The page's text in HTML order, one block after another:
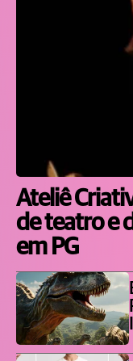
Ateliê
de teatro e
em PG